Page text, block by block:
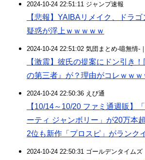
2024-10-24 22:51:11 ジャンプ速報
【悲報】YAIBAリメイク、ドラ
疑惑が浮上ｗｗｗｗｗ
2024-10-24 22:51:02 気団まとめ-噫無情-
【激震】彼氏の提案にドン引き
の第三者』が？理由がコレｗｗｗ
2024-10-24 22:50:36 えび通
【10/14～10/20 ファミ通週販】
ーティ ジャンボリー」が20万本
2位も新作「プロスピ」がランク
2024-10-24 22:50:31 ゴールデンタイムズ